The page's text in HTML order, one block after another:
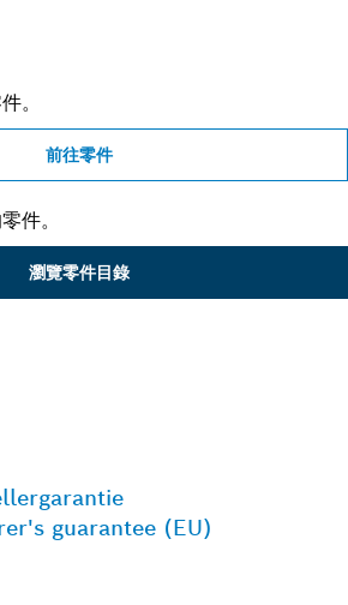
。
前往零件
件。
瀏覽零件目錄
guarantee (EU)